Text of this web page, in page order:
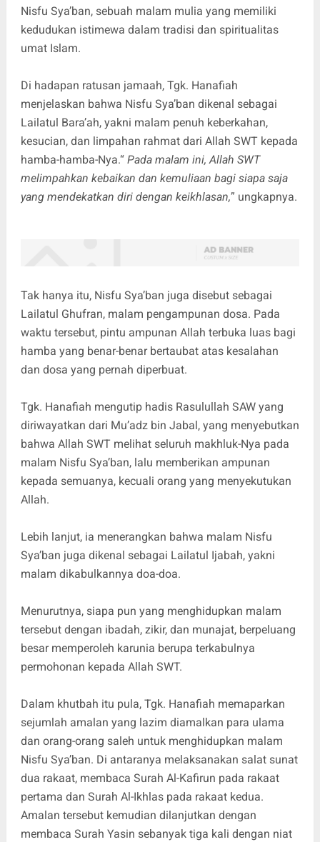
Nisfu Sya’ban, sebuah malam mulia yang memiliki
kedudukan istimewa dalam tradisi dan spiritualitas
umat Islam.
Di hadapan ratusan jamaah, Tgk. Hanafiah
menjelaskan bahwa Nisfu Sya’ban dikenal sebagai
Lailatul Bara’ah, yakni malam penuh keberkahan,
kesucian, dan limpahan rahmat dari Allah SWT kepada
hamba-hamba-Nya.“ Pada malam ini, Allah SWT
melimpahkan kebaikan dan kemuliaan bagi siapa saja
yang mendekatkan diri dengan keikhlasan,” ungkapnya.
Tak hanya itu, Nisfu Sya’ban juga disebut sebagai
Lailatul Ghufran, malam pengampunan dosa. Pada
waktu tersebut, pintu ampunan Allah terbuka luas bagi
hamba yang benar-benar bertaubat atas kesalahan
dan dosa yang pernah diperbuat.
Tgk. Hanafiah mengutip hadis Rasulullah SAW yang
diriwayatkan dari Mu’adz bin Jabal, yang menyebutkan
bahwa Allah SWT melihat seluruh makhluk-Nya pada
malam Nisfu Sya’ban, lalu memberikan ampunan
kepada semuanya, kecuali orang yang menyekutukan
Allah.
Lebih lanjut, ia menerangkan bahwa malam Nisfu
Sya’ban juga dikenal sebagai Lailatul Ijabah, yakni
malam dikabulkannya doa-doa.
Menurutnya, siapa pun yang menghidupkan malam
tersebut dengan ibadah, zikir, dan munajat, berpeluang
besar memperoleh karunia berupa terkabulnya
permohonan kepada Allah SWT.
Dalam khutbah itu pula, Tgk. Hanafiah memaparkan
sejumlah amalan yang lazim diamalkan para ulama
dan orang-orang saleh untuk menghidupkan malam
Nisfu Sya’ban. Di antaranya melaksanakan salat sunat
dua rakaat, membaca Surah Al-Kafirun pada rakaat
pertama dan Surah Al-Ikhlas pada rakaat kedua.
Amalan tersebut kemudian dilanjutkan dengan
membaca Surah Yasin sebanyak tiga kali dengan niat